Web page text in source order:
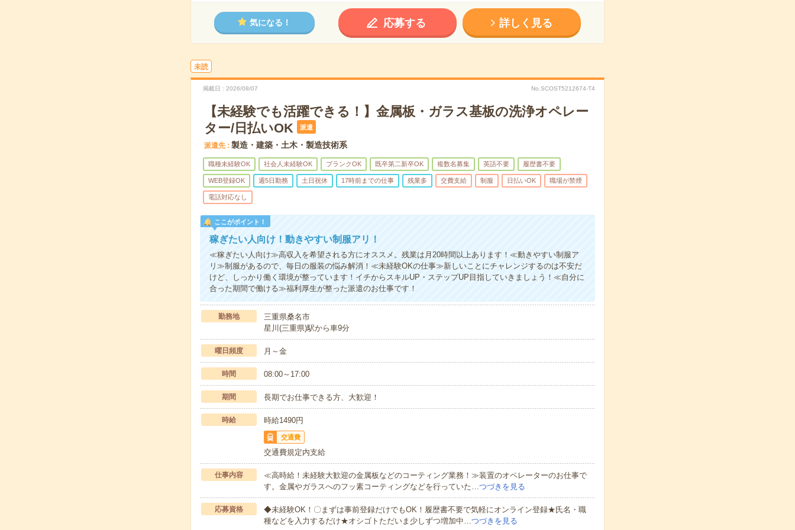
気になる！ 応募する 詳しく見る
未読
掲載日 2026/08/07 No.SCOST5212674-T4
【未経験でも活躍できる！】金属板・ガラス基板の洗浄オペレー
ター/日払いOK
派遣
派遣先 製造・建築・土木・製造技術系
職種未経験OK 社会人未経験OK ブランクOK 既卒第二新卒OK 複数名募集 英語不要 履歴書不要
WEB登録OK 週5日勤務 土日祝休 17時前までの仕事 残業多 交費支給 制服 日払いOK 職場が禁煙
電話対応なし
ここがポイント！
稼ぎたい人向け！動きやすい制服アリ！
≪稼ぎたい人向け≫高収入を希望される方にオススメ。残業は月20時間以上あります！≪動きやすい制服ア
リ≫制服があるので、毎日の服装の悩み解消！≪未経験OKの仕事≫新しいことにチャレンジするのは不安だ
けど、しっかり働く環境が整っています！イチからスキルUP・ステップUP目指していきましょう！≪自分に
合った期間で働ける≫福利厚生が整った派遣のお仕事です！
勤務地
三重県桑名市
星川(三重県)駅から車9分
曜日頻度 月～金
時間 08:00～17:00
期間 長期でお仕事できる方、大歓迎！
時給 時給1490円
交通費
交通費規定内支給
仕事内容
≪高時給！未経験大歓迎の金属板などのコーティング業務！≫装置のオペレーターのお仕事で
す。金属やガラスへのフッ素コーティングなどを行っていた…つづきを見る
応募資格
◆未経験OK！〇まずは事前登録だけでもOK！履歴書不要で気軽にオンライン登録★氏名・職
種などを入力するだけ★オシゴトただいま少しずつ増加中…つづきを見る